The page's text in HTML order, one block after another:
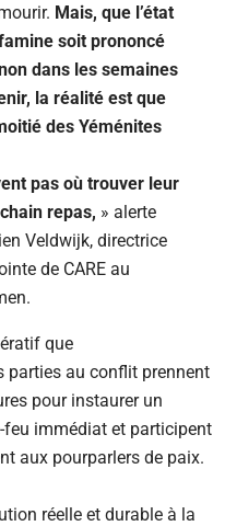
Mais, que l’état
soit prononcé
dans les semaines
la réalité est que
des Yéménites
pas où trouver leur
repas, » alerte
Veldwijk, directrice
de CARE au
que
parties au conflit prennent
pour instaurer un
feu immédiat et participent
aux pourparlers de paix.
réelle et durable à la